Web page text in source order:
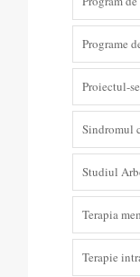
Programe
Proiectul-
Sindromul
Studiul
Terapia
Terapie